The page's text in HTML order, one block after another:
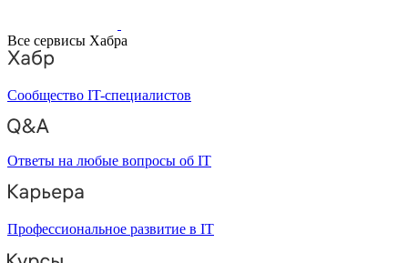
Все сервисы Хабра
Сообщество IT-специалистов
Ответы на любые вопросы об IT
Профессиональное развитие в IT